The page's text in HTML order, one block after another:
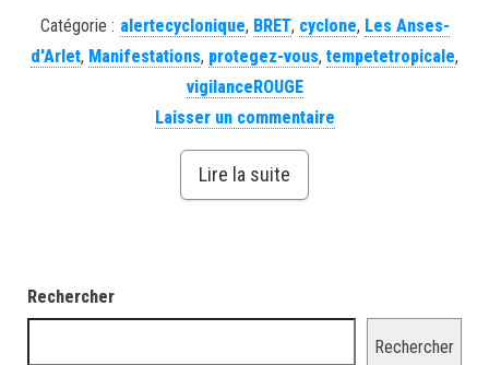
Catégorie : alertecyclonique, BRET, cyclone, Les Anses-
d'Arlet, Manifestations, protegez-vous, tempetetropicale,
vigilanceROUGE
Laisser un commentaire
Lire la suite
Rechercher
Rechercher